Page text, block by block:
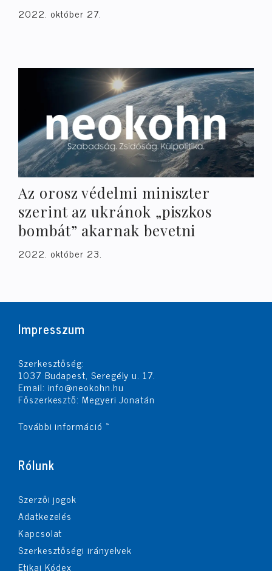
2022. október 27.
Az orosz védelmi miniszter
szerint az ukránok „piszkos
bombát” akarnak bevetni
2022. október 23.
Impresszum
Szerkesztőség:
1037 Budapest, Seregély u. 17.
Email: info@neokohn.hu
Főszerkesztő: Megyeri Jonatán
További információ »
Rólunk
Szerzői jogok
Adatkezelés
Kapcsolat
Szerkesztőségi irányelvek
Etikai Kódex